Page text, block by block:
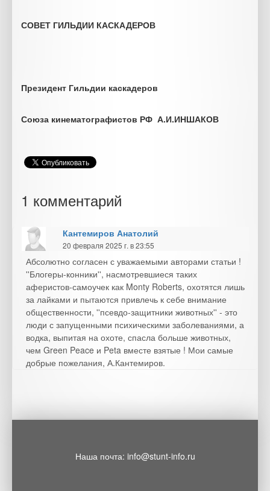
СОВЕТ ГИЛЬДИИ КАСКАДЕРОВ
Президент Гильдии каскадеров
Союза кинематографистов РФ А.И.ИНШАКОВ
1 комментарий
Кантемиров Анатолий
20 февраля 2025 г. в 23:55
Абсолютно согласен с уважаемыми авторами статьи !
''Блогеры-конники'', насмотревшиеся таких
аферистов-самоучек как Monty Roberts, охотятся лишь
за лайками и пытаются привлечь к себе внимание
общественности, ''псевдо-защитники животных'' - это
люди с запущенными психическими заболеваниями, а
водка, выпитая на охоте, спасла больше животных,
чем Green Peace и Peta вместе взятые ! Мои самые
добрые пожелания, А.Кантемиров.
Наша почта: info@stunt-info.ru